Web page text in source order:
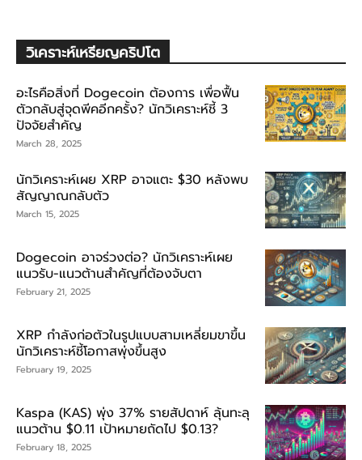
วิเคราะห์เหรียญคริปโต
อะไรคือสิ่งที่ Dogecoin ต้องการ เพื่อฟื้น
ตัวกลับสู่จุดพีคอีกครั้ง? นักวิเคราะห์ชี้ 3
ปัจจัยสำคัญ
March 28, 2025
นักวิเคราะห์เผย XRP อาจแตะ $30 หลังพบ
สัญญาณกลับตัว
March 15, 2025
Dogecoin อาจร่วงต่อ? นักวิเคราะห์เผย
แนวรับ-แนวต้านสำคัญที่ต้องจับตา
February 21, 2025
XRP กำลังก่อตัวในรูปแบบสามเหลี่ยมขาขึ้น
นักวิเคราะห์ชี้โอกาสพุ่งขึ้นสูง
February 19, 2025
Kaspa (KAS) พุ่ง 37% รายสัปดาห์ ลุ้นทะลุ
แนวต้าน $0.11 เป้าหมายถัดไป $0.13?
February 18, 2025